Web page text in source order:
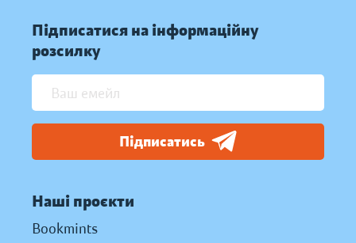
Підписатися на інформаційну
розсилку
Підписатись
Наші проєкти
Bookmints